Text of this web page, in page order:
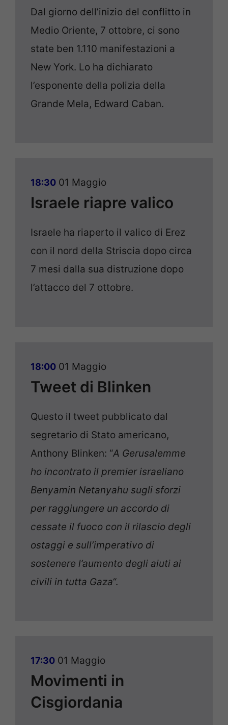
Dal giorno dell’inizio del conflitto in
Medio Oriente, 7 ottobre, ci sono
state ben 1.110 manifestazioni a
New York. Lo ha dichiarato
l’esponente della polizia della
Grande Mela, Edward Caban.
18:30 01 Maggio
Israele riapre valico
Israele ha riaperto il valico di Erez
con il nord della Striscia dopo circa
7 mesi dalla sua distruzione dopo
l’attacco del 7 ottobre.
18:00 01 Maggio
Tweet di Blinken
Questo il tweet pubblicato dal
segretario di Stato americano,
Anthony Blinken: “A Gerusalemme
ho incontrato il premier israeliano
Benyamin Netanyahu sugli sforzi
per raggiungere un accordo di
cessate il fuoco con il rilascio degli
ostaggi e sull’imperativo di
sostenere l’aumento degli aiuti ai
civili in tutta Gaza“.
17:30 01 Maggio
Movimenti in
Cisgiordania